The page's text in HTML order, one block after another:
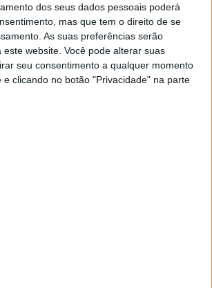
dos seus dados pessoais poderá
mas que tem o direito de se
As suas preferências serão
este website. Você pode alterar suas
seu consentimento a qualquer momento
e clicando no botão "Privacidade" na parte
e romarias, não havia uma que não
palco para cantar.
o seu primeiro álbum intitulado